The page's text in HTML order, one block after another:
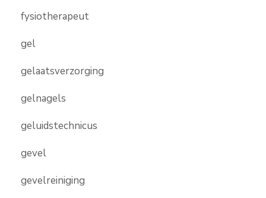
fysiotherapeut
gel
gelaatsverzorging
gelnagels
geluidstechnicus
gevel
gevelreiniging